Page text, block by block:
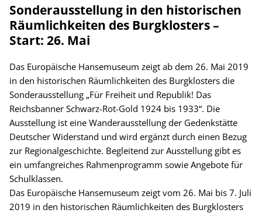
Sonderausstellung in den historischen
Räumlichkeiten des Burgklosters –
Start: 26. Mai
Das Europäische Hansemuseum zeigt ab dem 26. Mai 2019
in den historischen Räumlichkeiten des Burgklosters die
Sonderausstellung „Für Freiheit und Republik! Das
Reichsbanner Schwarz-Rot-Gold 1924 bis 1933“. Die
Ausstellung ist eine Wanderausstellung der Gedenkstätte
Deutscher Widerstand und wird ergänzt durch einen Bezug
zur Regionalgeschichte. Begleitend zur Ausstellung gibt es
ein umfangreiches Rahmenprogramm sowie Angebote für
Schulklassen.
Das Europäische Hansemuseum zeigt vom 26. Mai bis 7. Juli
2019 in den historischen Räumlichkeiten des Burgklosters